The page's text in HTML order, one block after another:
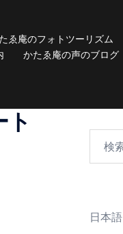
ゑ庵のフォトツーリズム
かたゑ庵の声のブログ
日本語